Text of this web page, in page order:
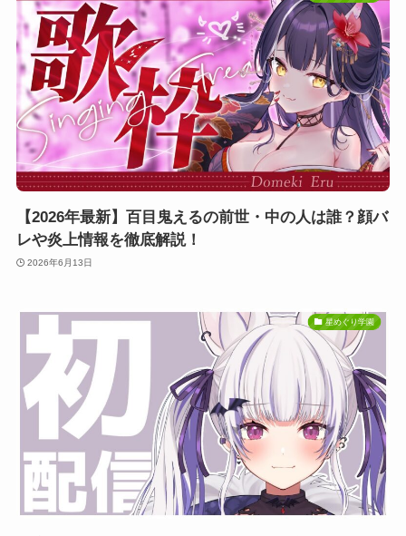
【2026年最新】百目鬼えるの前世・中の人は誰？顔バ
レや炎上情報を徹底解説！
2026年6月13日
星めぐり学園